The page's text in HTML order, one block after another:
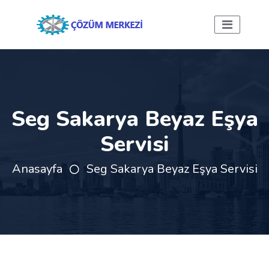
Seg Sakarya Beyaz Eşya
Servisi
Anasayfa Seg Sakarya Beyaz Eşya Servisi